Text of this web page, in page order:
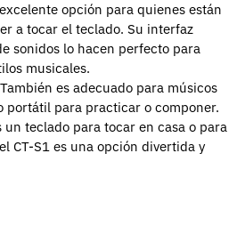
opción para quienes están
a tocar el teclado. Su interfaz
sonidos lo hacen perfecto para
musicales.
También es adecuado para músicos
portátil para practicar o componer.
un teclado para tocar en casa o para
CT-S1 es una opción divertida y